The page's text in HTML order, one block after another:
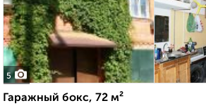
5
Гаражный бокс, 72 м²